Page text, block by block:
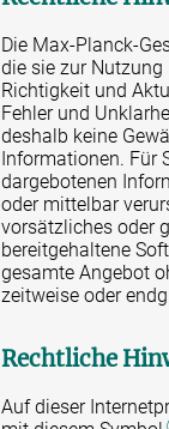
Die Max-Planck-
die sie zur
Richtigkeit und
Fehler und
deshalb keine
Informationen. Für
dargebotenen
oder mittelbar
vorsätzliches oder
bereitgehaltene
gesamte Angebot
zeitweise oder
Rechtliche
Auf dieser